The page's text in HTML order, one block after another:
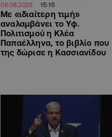
06.08.2026 15:15
Με «ιδιαίτερη τιμή»
αναλαμβάνει το Υφ.
Πολιτισμού η Κλέα
Παπαέλληνα, το βιβλίο που
της δώρισε η Κασσιανίδου